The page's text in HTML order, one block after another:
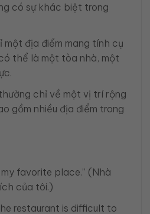
có sự khác biệt trong
một địa điểm mang tính cụ
thể là một tòa nhà, một
chỉ về một vị trí rộng
gồm nhiều địa điểm trong
favorite place.” (Nhà
của tôi.)
restaurant is difficult to